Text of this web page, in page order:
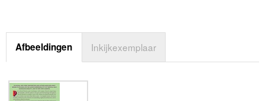
Afbeeldingen Inkijkexemplaar